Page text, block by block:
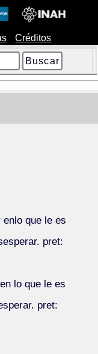
Créditos
que le es
pret:
lo que le es
pret: